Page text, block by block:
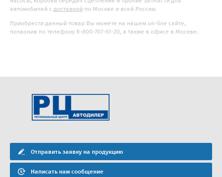
автомобилей с доставкой по Москве и всей России.
Приобрести данный товар Вы можете на нашем on-line сайте,
позвонив по телефону 8-800-707-61-20, а также в офисе в Москве.
Отправить заявку на продукцию
Написать нам сообщение